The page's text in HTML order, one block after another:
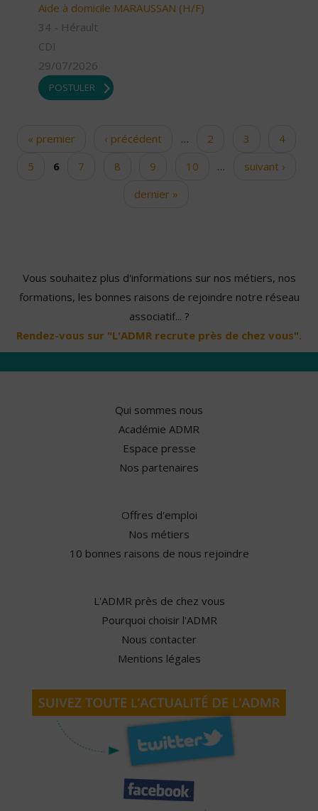
Aide à domicile MARAUSSAN (H/F)
34 - Hérault
CDI
29/07/2026
POSTULER
Pages« premier ‹ précédent … 2 3
4
5
6 7 8 9 10 …
suivant ›
dernier »
Vous souhaitez plus d'informations sur nos métiers, nos
formations, les bonnes raisons de rejoindre notre réseau
associatif... ?
Rendez-vous sur "L'ADMR recrute près de chez vous".
Qui sommes nous
Académie ADMR
Espace presse
Nos partenaires
Offres d'emploi
Nos métiers
10 bonnes raisons de nous rejoindre
L'ADMR près de chez vous
Pourquoi choisir l'ADMR
Nous contacter
Mentions légales